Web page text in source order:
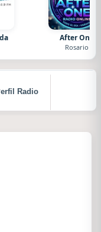
After One
Rosario
Radio